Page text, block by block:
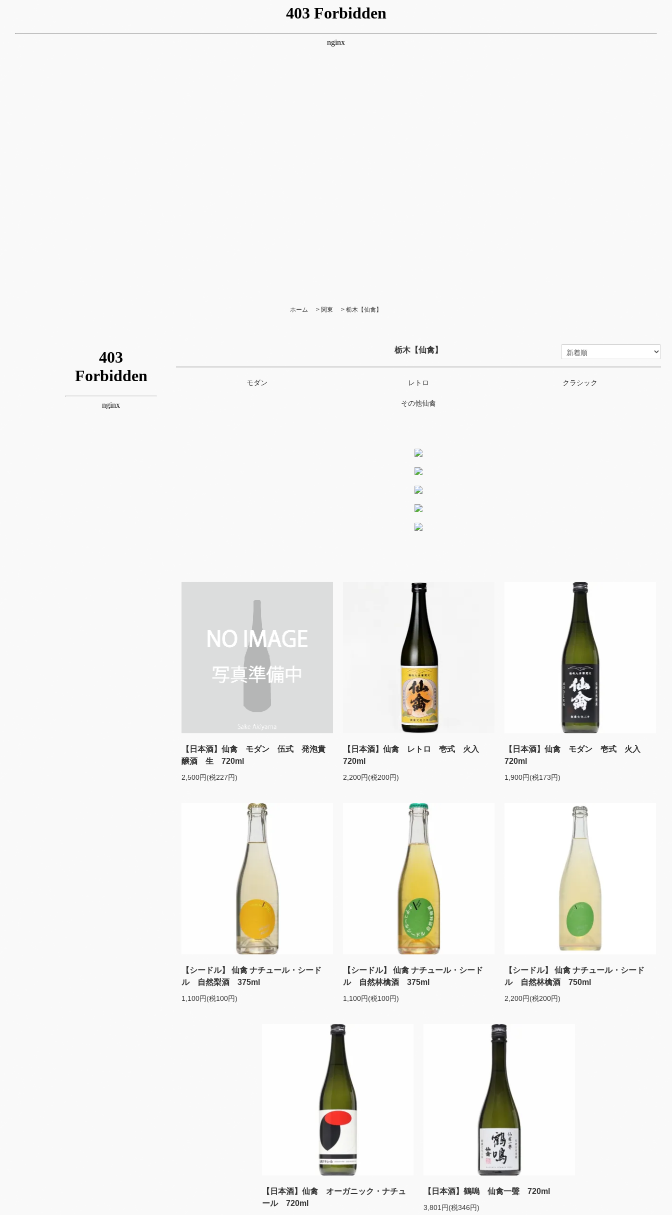
ホーム > 関東 > 栃木【仙禽】
栃木【仙禽】
モダン レトロ クラシック
その他仙禽
【日本酒】仙禽 モダン 伍式 発泡貴
醸酒 生 720ml
2,500円(税227円)
【日本酒】仙禽 レトロ 壱式 火入
720ml
2,200円(税200円)
【日本酒】仙禽 モダン 壱式 火入
720ml
1,900円(税173円)
【シードル】 仙禽 ナチュール・シード
ル 自然梨酒 375ml
1,100円(税100円)
【シードル】 仙禽 ナチュール・シード
ル 自然林檎酒 375ml
1,100円(税100円)
【シードル】 仙禽 ナチュール・シード
ル 自然林檎酒 750ml
2,200円(税200円)
【日本酒】仙禽 オーガニック・ナチュ
ール 720ml
【日本酒】鶴嗚 仙禽一聲 720ml
3,801円(税346円)